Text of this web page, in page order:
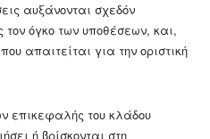
αυξάνονται σχεδόν
όγκο των υποθέσεων, και,
απαιτείται για την οριστική
επικεφαλής του κλάδου
ή βρίσκονται στη